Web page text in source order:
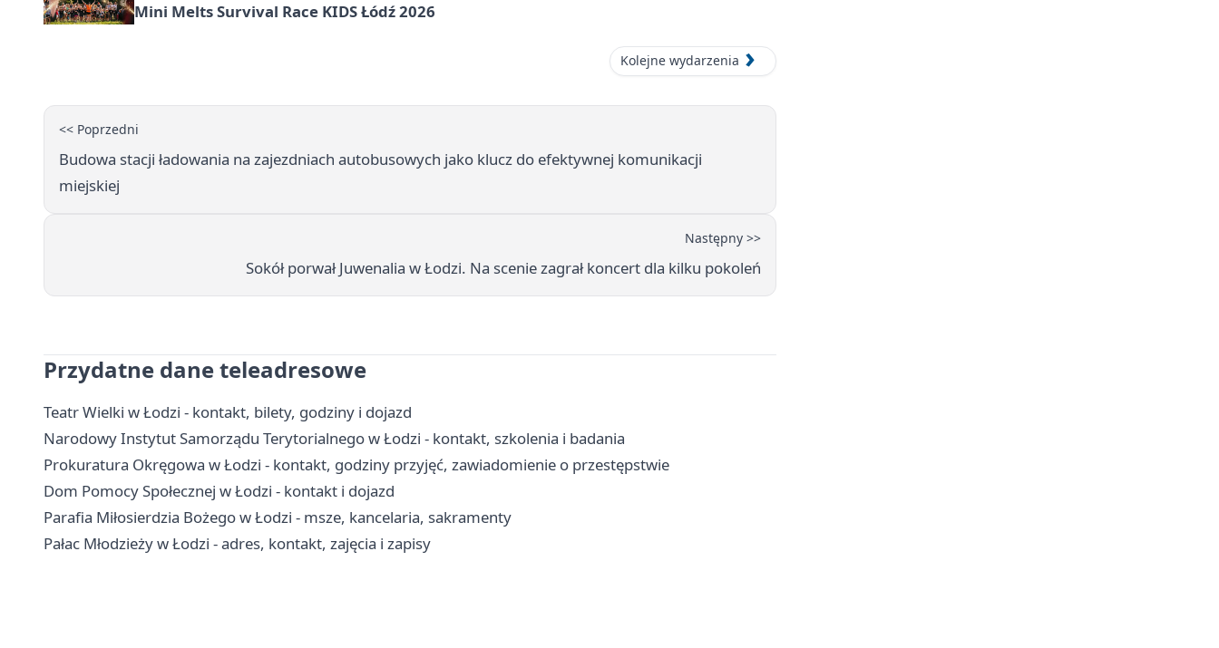
Mini Melts Survival Race KIDS Łódź 2026
Kolejne wydarzenia
<< Poprzedni
Budowa stacji ładowania na zajezdniach autobusowych jako klucz do efektywnej komunikacji
miejskiej
Następny >>
Sokół porwał Juwenalia w Łodzi. Na scenie zagrał koncert dla kilku pokoleń
Przydatne dane teleadresowe
Teatr Wielki w Łodzi - kontakt, bilety, godziny i dojazd
Narodowy Instytut Samorządu Terytorialnego w Łodzi - kontakt, szkolenia i badania
Prokuratura Okręgowa w Łodzi - kontakt, godziny przyjęć, zawiadomienie o przestępstwie
Dom Pomocy Społecznej w Łodzi - kontakt i dojazd
Parafia Miłosierdzia Bożego w Łodzi - msze, kancelaria, sakramenty
Pałac Młodzieży w Łodzi - adres, kontakt, zajęcia i zapisy